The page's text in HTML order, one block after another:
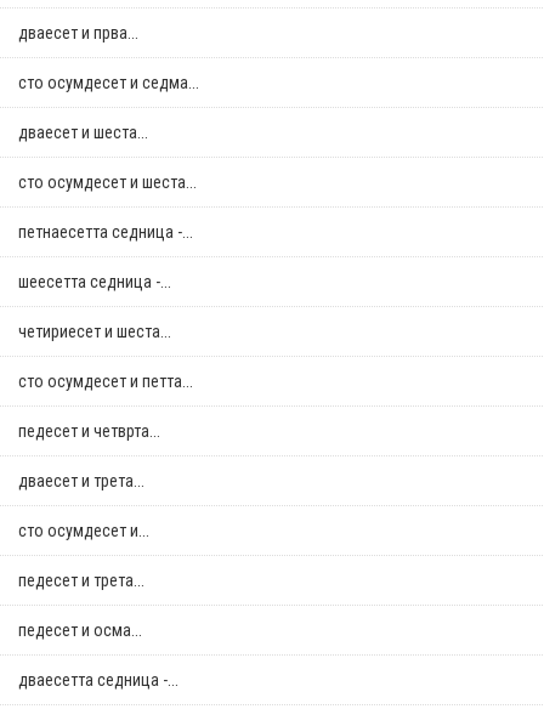
дваесет и прва...
сто осумдесет и седма...
дваесет и шеста...
сто осумдесет и шеста...
петнаесетта седница -...
шеесетта седница -...
четириесет и шеста...
сто осумдесет и петта...
педесет и четврта...
дваесет и трета...
сто осумдесет и...
педесет и трета...
педесет и осма...
дваесетта седница -...